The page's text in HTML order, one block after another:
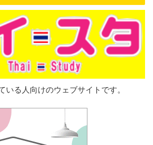
いる人向けのウェブサイトです。